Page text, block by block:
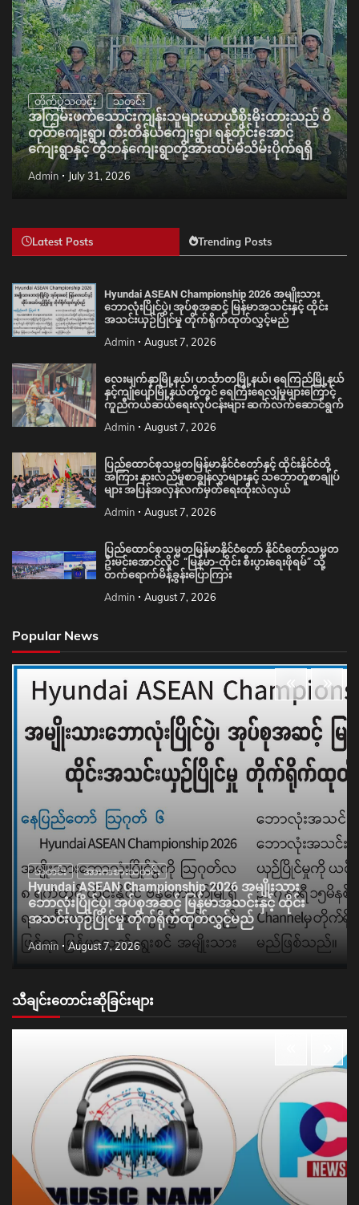
တိုက်ပွဲသတင်း သတင်း
အကြမ်းဖက်သောင်းကျန်းသူများယာယီစိုးမိုးထားသည့် ဝိ
တုတ်ကျေးရွာ၊ တီးတိန်ယံကျေးရွာ၊ ရန်တိုင်းအောင်
ကျေးရွာနှင့် တွီဘန်ကျေးရွာတို့အားထပ်မံသိမ်းပိုက်ရရှိ
Admin July 31, 2026
Latest Posts Trending Posts
Hyundai ASEAN Championship 2026 အမျိုးသား
ဘောလုံးပြိုင်ပွဲ၊ အုပ်စုအဆင့် မြန်မာအသင်းနှင့် ထိုင်း
အသင်းယှဉ်ပြိုင်မှု တိုက်ရိုက်ထုတ်လွှင့်မည်
Admin August 7, 2026
လေးမျက်နှာမြို့နယ်၊ ဟင်္သာတမြို့နယ်၊ ရေကြည်မြို့နယ်
နှင့်ကျုံပျော်မြို့နယ်တို့တွင် ရေကြီးရေလျှံမှုများကြောင့်
ကူညီကယ်ဆယ်ရေးလုပ်ငန်းများ ဆက်လက်ဆောင်ရွက်
Admin August 7, 2026
ပြည်ထောင်စုသမ္မတမြန်မာနိုင်ငံတော်နှင့် ထိုင်းနိုင်ငံတို့
အကြား နားလည်မှုစာချွန်လွှာများနှင့် သဘောတူစာချုပ်
များ အပြန်အလှန်လက်မှတ်ရေးထိုးလဲလှယ်
Admin August 7, 2026
ပြည်ထောင်စုသမ္မတမြန်မာနိုင်ငံတော် နိုင်ငံတော်သမ္မတ
ဦးမင်းအောင်လှိုင် “မြန်မာ-ထိုင်း စီးပွားရေးဖိုရမ်” သို့
တက်ရောက်မိန့်ခွန်းပြောကြား
Admin August 7, 2026
Popular News
သတင်း အားကစားသတင်း
Hyundai ASEAN Championship 2026 အမျိုးသား
ဘောလုံးပြိုင်ပွဲ၊ အုပ်စုအဆင့် မြန်မာအသင်းနှင့် ထိုင်း
အသင်းယှဉ်ပြိုင်မှု တိုက်ရိုက်ထုတ်လွှင့်မည်
Admin August 7, 2026
သီချင်းတောင်းဆိုခြင်းများ